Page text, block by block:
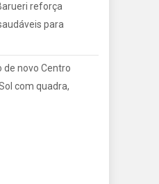
reforça
para
de novo Centro
com quadra,